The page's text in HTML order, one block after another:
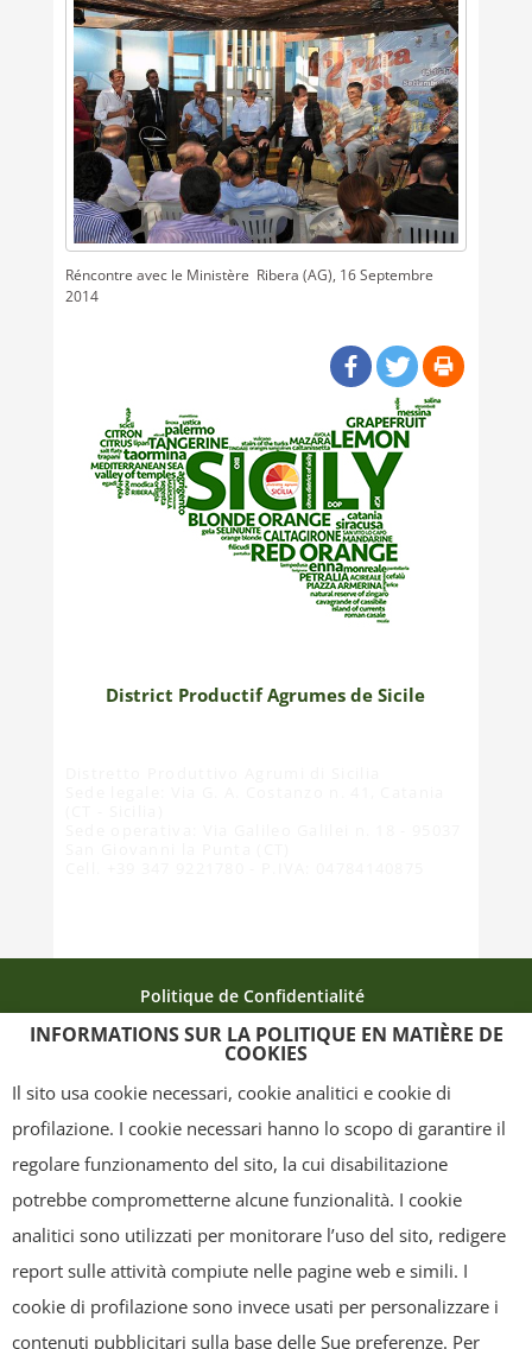
Réncontre avec le Ministère  Ribera (AG), 16 Septembre
2014
District Productif Agrumes de Sicile
Politique de Confidentialité
Politique relative aux cookies
La carte du site
grafica ed il layout) sono di proprietà del "Distretto Produttivo Agrumi di
Sicilia" e tutelati dal diritto d’autore. È pertanto vietato copiarli,
pubblicarli, riscriverli, commercializzarli, distribuirli, anche soltanto in
parte. Tutti i documenti presenti su questo sito, disponibili gratuitamente
INFORMATIONS SUR LA POLITIQUE EN MATIÈRE DE
COOKIES
Il sito usa cookie necessari, cookie analitici e cookie di
profilazione. I cookie necessari hanno lo scopo di garantire il
regolare funzionamento del sito, la cui disabilitazione
potrebbe comprometterne alcune funzionalità. I cookie
analitici sono utilizzati per monitorare l’uso del sito, redigere
report sulle attività compiute nelle pagine web e simili. I
cookie di profilazione sono invece usati per personalizzare i
contenuti pubblicitari sulla base delle Sue preferenze. Per